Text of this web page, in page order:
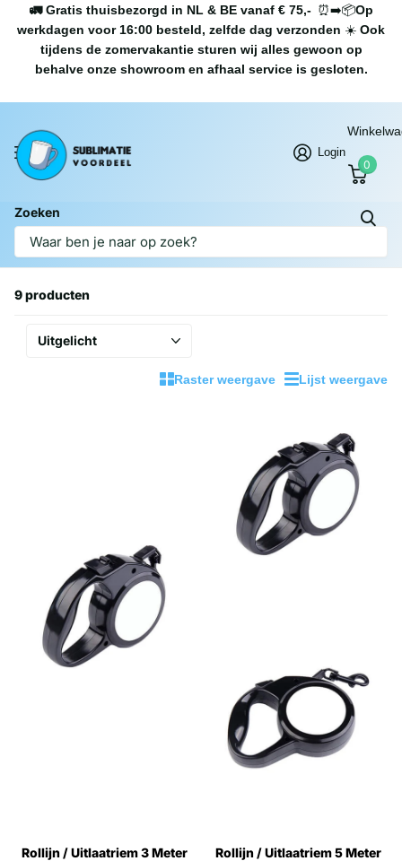
🚛 Gratis thuisbezorgd in NL & BE vanaf € 75,-⏰➡️📦Op
werkdagen voor 16:00 besteld, zelfde dag verzonden ☀️ Ook
tijdens de zomervakantie sturen wij alles gewoon op
behalve onze showroom en afhaal service is gesloten.
Zoeken
Login
0
Homepage
Dieren
9 producten
Raster weergave Lijst weergave
Rollijn / Uitlaatriem 3 Meter
Rollijn / Uitlaatriem 5 Meter